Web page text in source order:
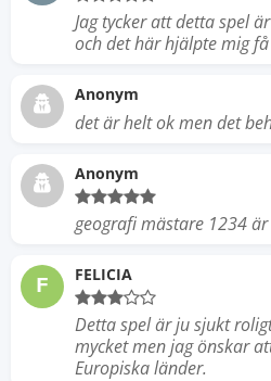
Jag tycker att detta spel
och det här hjälpte mig
Anonym
det är helt ok men det
Anonym
geografi mästare 1234 är
F FELICIA
Detta spel är ju sjukt
mycket men jag önskar
Europiska länder.